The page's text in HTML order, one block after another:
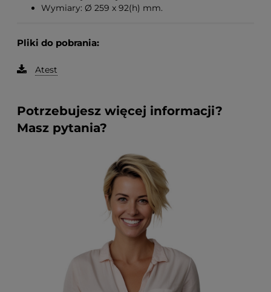
Wymiary: Ø 259 x 92(h) mm.
Pliki do pobrania:
Atest
Potrzebujesz więcej informacji?
Masz pytania?